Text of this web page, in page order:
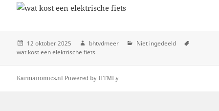
12 oktober 2025 bhtvdmeer
Niet ingedeeld
wat kost een elektrische fiets
Karmanomics.nl Powered byHTMLy